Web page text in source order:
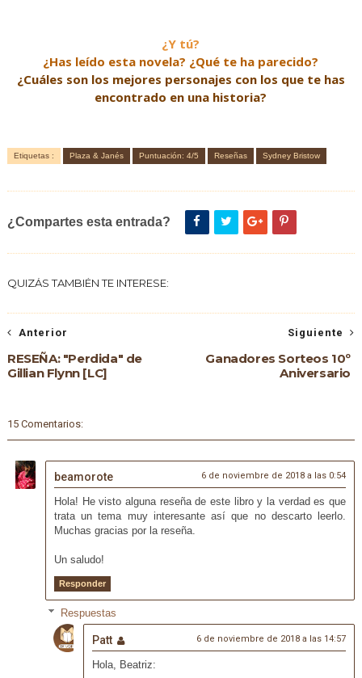
¿Y tú?
¿Has leído esta novela? ¿Qué te ha parecido?
¿Cuáles son los mejores personajes con los que te has
encontrado en una historia?
Etiquetas : Plaza & Janés Puntuación: 4/5 Reseñas Sydney Bristow
¿Compartes esta entrada?
QUIZÁS TAMBIÉN TE INTERESE:
Siguiente
Ganadores Sorteos 10º
Aniversario
Anterior
RESEÑA: "Perdida" de
Gillian Flynn [LC]
15 Comentarios:
beamorote 6 de noviembre de 2018 a las 0:54
Hola! He visto alguna reseña de este libro y la verdad es que
trata un tema muy interesante así que no descarto leerlo.
Muchas gracias por la reseña.
Un saludo!
Responder
Respuestas
Patt 6 de noviembre de 2018 a las 14:57
Hola, Beatriz: